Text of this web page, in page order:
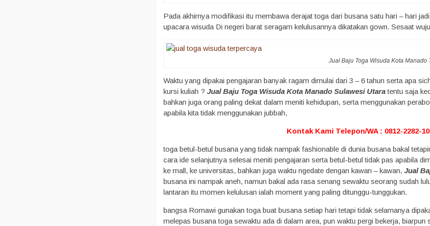
Pada akhirnya modifikasi itu membawa derajat toga dari busana satu hari – hari
upacara wisuda Di negeri barat seragam kelulusannya dikatakan gown. Sesaat
Jual Baju Toga Wisuda Kota Manado
Waktu yang dipakai pengajaran banyak ragam dimulai dari 3 – 6 tahun serta apa
kursi kuliah ?Jual Baju Toga Wisuda Kota Manado Sulawesi Utaratentu saja
bahkan juga orang paling dekat dalam meniti kehidupan, serta menggunakan
apabila kita tidak menggunakan jubbah,
Kontak Kami Telepon/WA : 0812-2282-
toga betul-betul busana yang tidak nampak fashionable di dunia busana bakal
cara ide selanjutnya selesai meniti pengajaran serta betul-betul tidak pas apabila
ke mall, ke universitas, bahkan juga waktu ngedate dengan kawan – kawan,Jual
busana ini nampak aneh, namun bakal ada rasa senang sewaktu seorang sudah
lantaran itu momen kelulusan ialah moment yang paling ditunggu-tunggukan.
bangsa Romawi gunakan toga buat busana setiap hari tetapi tidak selamanya
melepas busana toga sewaktu ada di dalam area, pun waktu pergi bekerja,